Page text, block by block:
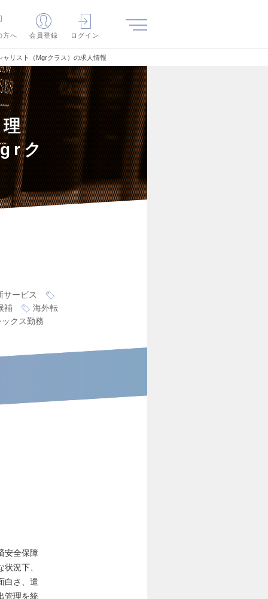
方へ 会員登録 ログイン
リスト（Mgrクラス）の求人情報
ク
サービス
補
海外転
クス勤務
安全保障
況下、
白さ、遣
管理を統